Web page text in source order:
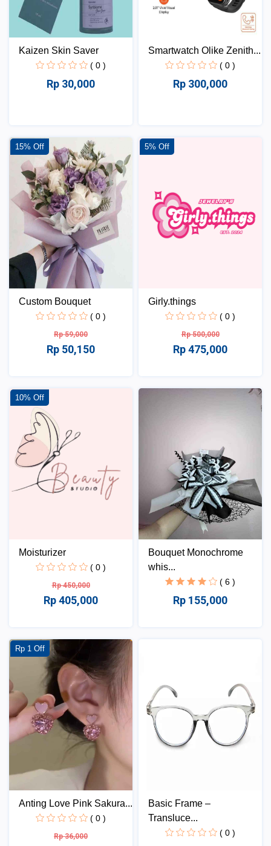
Kaizen Skin Saver
( 0 )
Rp 30,000
Smartwatch Olike Zenith...
( 0 )
Rp 300,000
15% Off
Custom Bouquet
( 0 )
Rp 59,000
Rp 50,150
5% Off
Girly.things
( 0 )
Rp 500,000
Rp 475,000
10% Off
Moisturizer
( 0 )
Rp 450,000
Rp 405,000
Bouquet Monochrome
whis...
( 6 )
Rp 155,000
Rp 1 Off
Anting Love Pink Sakura...
( 0 )
Rp 36,000
Basic Frame –
Transluce...
( 0 )